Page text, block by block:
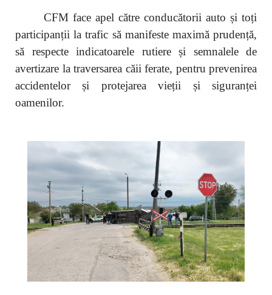
CFM face apel către conducătorii auto și toți
participanții la trafic să manifeste maximă prudență,
să respecte indicatoarele rutiere și semnalele de
avertizare la traversarea căii ferate, pentru prevenirea
accidentelor și protejarea vieții și siguranței
oamenilor.